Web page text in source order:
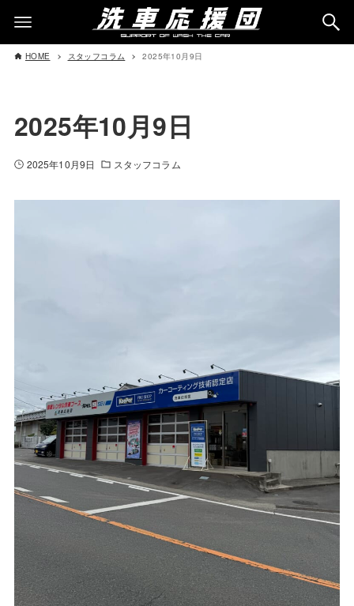
HOME スタッフコラム 2025年10月9日
2025年10月9日
2025年10月9日 スタッフコラム